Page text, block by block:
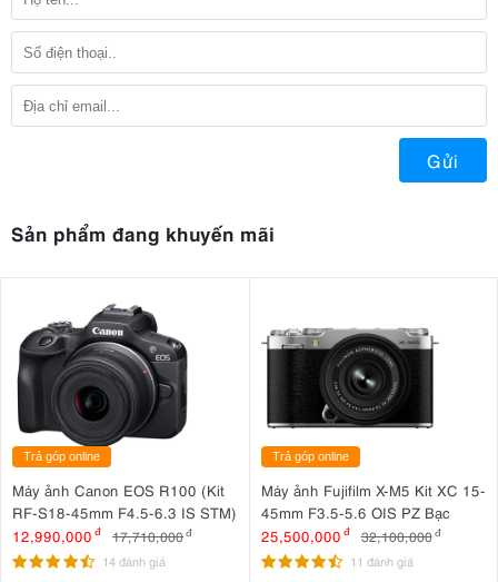
Gửi
Sản phẩm đang khuyến mãi
Trả góp online
Máy ảnh Canon EOS R100 (Kit
RF-S18-45mm F4.5-6.3 IS STM)
12,990,000 đ 17,710,000đ
14 đánh giá
Trả góp online
Máy ảnh Fujifilm X-M5 Kit XC 15-
45mm F3.5-5.6 OIS PZ Bạc
25,500,000 đ 32,100,000 đ
11 đánh giá